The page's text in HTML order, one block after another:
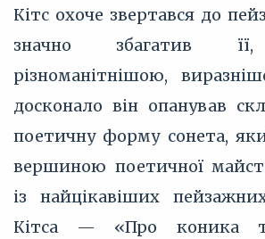
Кітс охоче звертався до
значно збагатив
різноманітнішою,
досконало він опанував
поетичну форму сонета,
вершиною поетичної
із найцікавіших
Кітса — «Про коника